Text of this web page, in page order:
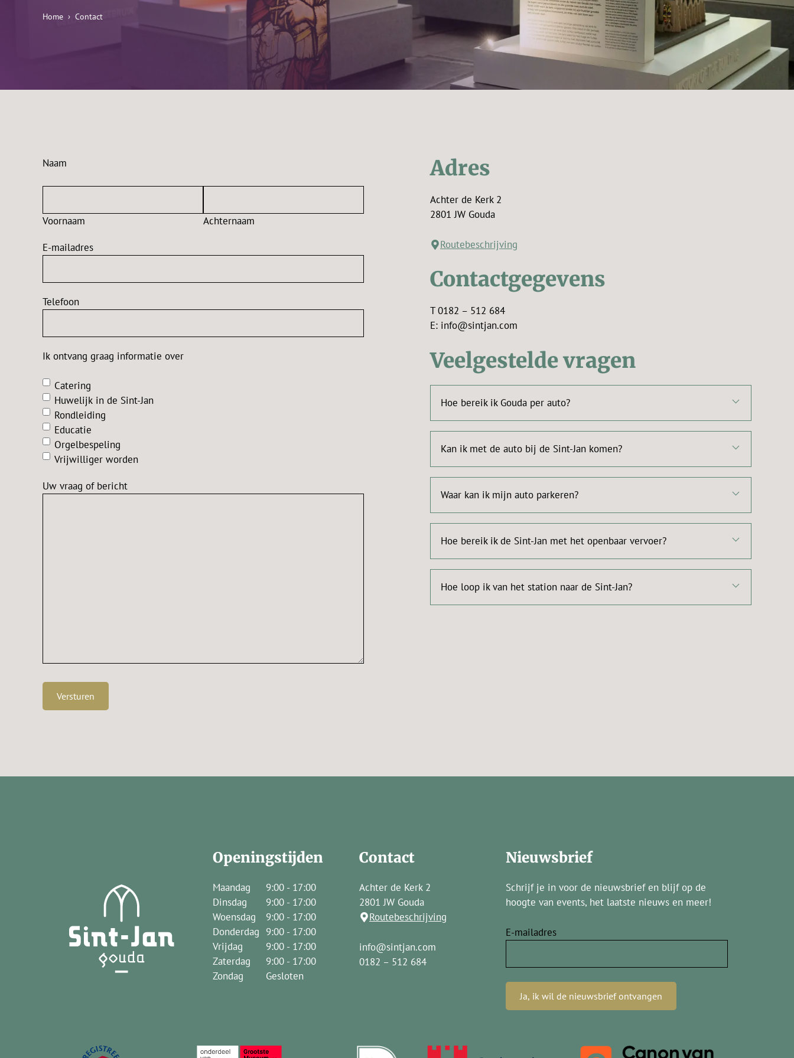
Home Contact
Naam
Voornaam Achternaam
E-mailadres
Telefoon
Ik ontvang graag informatie over
Catering
Huwelijk in de Sint-Jan
Rondleiding
Educatie
Orgelbespeling
Vrijwilliger worden
Uw vraag of bericht
Adres
Achter de Kerk 2
2801 JW Gouda
Routebeschrijving
Contactgegevens
T 0182 – 512 684
E: info@sintjan.com
Veelgestelde vragen
Hoe bereik ik Gouda per auto?
Kan ik met de auto bij de Sint-Jan komen?
Waar kan ik mijn auto parkeren?
Hoe bereik ik de Sint-Jan met het openbaar vervoer?
Hoe loop ik van het station naar de Sint-Jan?
Openingstijden
Maandag
9:00 - 17:00
Dinsdag
9:00 - 17:00
Woensdag
9:00 - 17:00
Donderdag 9:00 - 17:00
Vrijdag
9:00 - 17:00
Zaterdag
9:00 - 17:00
Zondag
Gesloten
Contact
Achter de Kerk 2
2801 JW Gouda
Routebeschrijving
info@sintjan.com
0182 – 512 684
Nieuwsbrief
Schrijf je in voor de nieuwsbrief en blijf op de
hoogte van events, het laatste nieuws en meer!
E-mailadres